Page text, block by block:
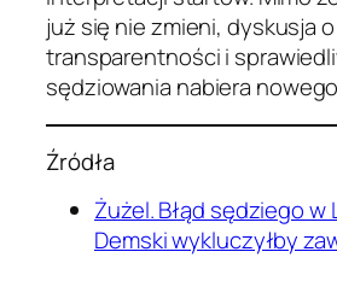
już się nie zmieni, dyskusja o
transparentności i
sędziowania nabiera
Źródła
Żużel. Błąd sędziego w
Demski wykluczyłby